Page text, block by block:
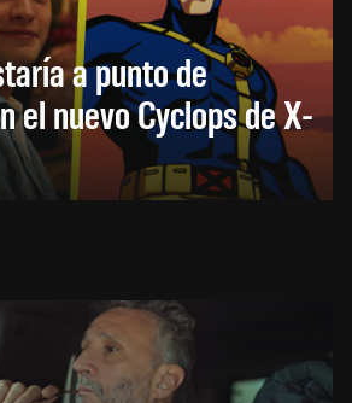
a punto de
el nuevo Cyclops de X-